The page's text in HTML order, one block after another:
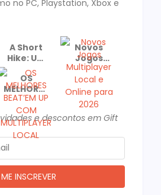
no PC, Playstation, Xbox e
A Short
Hike: Um
Cozy
Game
Recomendado
e
Premiado!
Novos
Jogos
Multiplayer
Local e
Online
para
2026
OS
MELHORES
BEAT’EM
UP COM
MULTIPLAYER
LOCAL
e descontos em Gift